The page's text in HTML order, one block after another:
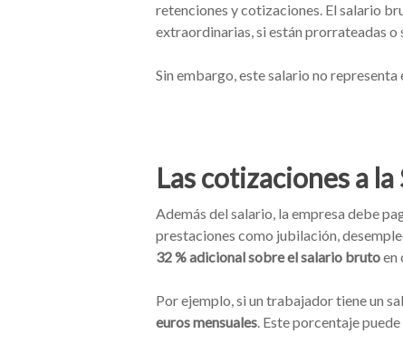
retenciones y cotizaciones. El salario
extraordinarias, si están prorrateadas o
Sin embargo, este salario no
Las cotizaciones a
Además del salario, la empresa debe
prestaciones como jubilación,
32 % adicional sobre el salario brutoen
Por ejemplo, si un trabajador tiene un
euros mensuales. Este porcentaje